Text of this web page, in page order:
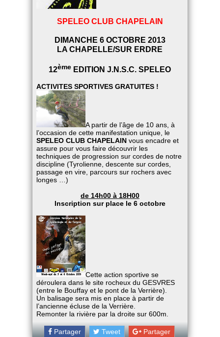
SPELEO CLUB CHAPELAIN
DIMANCHE 6 OCTOBRE 2013
LA CHAPELLE/SUR ERDRE
12ème EDITION J.N.S.C. SPELEO
ACTIVITES SPORTIVES GRATUITES !
A partir de l’âge de 10 ans, à
l’occasion de cette manifestation unique, le
SPELEO CLUB CHAPELAIN vous encadre et
assure pour vous faire découvrir les
techniques de progression sur cordes de notre
discipline (Tyrolienne, descente sur cordes,
passage en vire, parcours sur rochers avec
longes …)
de 14h00 à 18H00
Inscription sur place le 6 octobre
Cette action sportive se
déroulera dans le site rocheux du GESVRES
(entre le Bouffay et le pont de la Verrière).
Un balisage sera mis en place à partir de
l’ancienne écluse de la Verrière.
Remonter la rivière par la droite sur 600m.
Partager Tweet Partager